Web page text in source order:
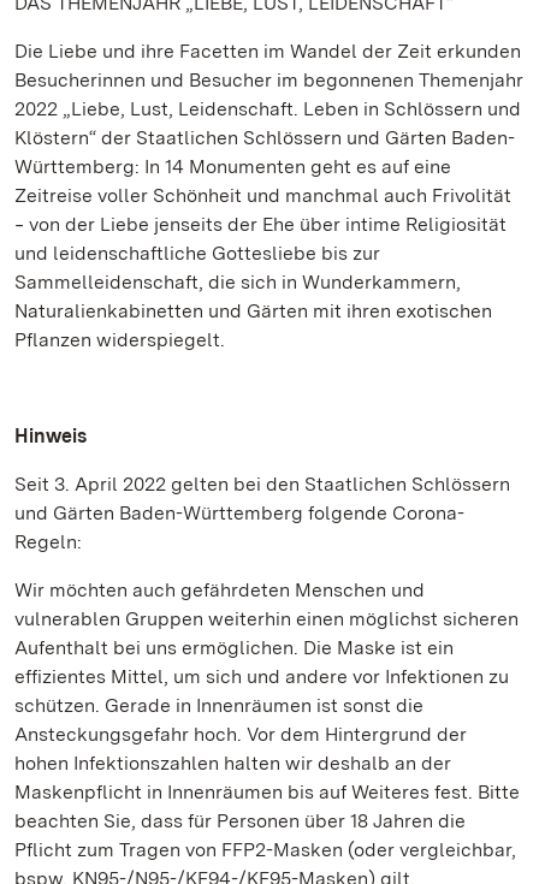
Die Liebe und ihre Facetten im Wandel der Zeit erkunden
Besucherinnen und Besucher im begonnenen Themenjahr
2022 „Liebe, Lust, Leidenschaft. Leben in Schlössern und
Klöstern“ der Staatlichen Schlössern und Gärten Baden-
Württemberg: In 14 Monumenten geht es auf eine
Zeitreise voller Schönheit und manchmal auch Frivolität
‒ von der Liebe jenseits der Ehe über intime Religiosität
und leidenschaftliche Gottesliebe bis zur
Sammelleidenschaft, die sich in Wunderkammern,
Naturalienkabinetten und Gärten mit ihren exotischen
Pflanzen widerspiegelt.
Hinweis
Seit 3. April 2022 gelten bei den Staatlichen Schlössern
und Gärten Baden-Württemberg folgende Corona-
Regeln:
Wir möchten auch gefährdeten Menschen und
vulnerablen Gruppen weiterhin einen möglichst sicheren
Aufenthalt bei uns ermöglichen. Die Maske ist ein
effizientes Mittel, um sich und andere vor Infektionen zu
schützen. Gerade in Innenräumen ist sonst die
Ansteckungsgefahr hoch. Vor dem Hintergrund der
hohen Infektionszahlen halten wir deshalb an der
Maskenpflicht in Innenräumen bis auf Weiteres fest. Bitte
beachten Sie, dass für Personen über 18 Jahren die
Pflicht zum Tragen von FFP2-Masken (oder vergleichbar,
bspw. KN95-/N95-/KF94-/KF95-Masken) gilt.